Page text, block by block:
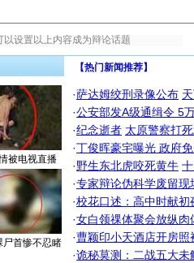
被电视直播
尸首惨不忍睹
【热门新闻推荐】
·萨达姆绞刑录像公布
·公安部发A级通缉令 5
·纪念逝者 太原警察打
·丁俊晖豪宅曝光 政府
·野生东北虎咬死黄牛
·专家辩论伪科学废留
·校花口述：高中时献初
·女白领祼体聚会放纵肉
·曹颖印小天酒店开房照
·诡秘莫测：二战五大未